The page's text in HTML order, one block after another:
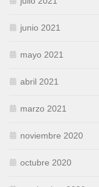
junio 2021
mayo 2021
abril 2021
marzo 2021
noviembre 2020
octubre 2020